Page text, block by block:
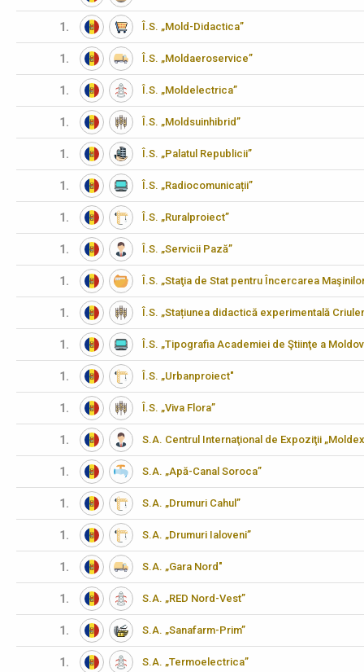
1. Î.S. „Mold-Didactica”
1. Î.S. „Moldaeroservice”
1. Î.S. „Moldelectrica”
1. Î.S. „Moldsuinhibrid”
1. Î.S. „Palatul Republicii”
1. Î.S. „Radiocomunicații”
1. Î.S. „Ruralproiect”
1. Î.S. „Servicii Pază”
1. Î.S. „Staţia de Stat pentru Încercarea
1. Î.S. „Stațiunea didactică experimentală
1. Î.S. „Tipografia Academiei de Ştiinţe a
1. Î.S. „Urbanproiect"
1. Î.S. „Viva Flora”
1. S.A. Centrul Internaţional de Expoziţii
1. S.A. „Apă-Canal Soroca”
1. S.A. „Drumuri Cahul”
1. S.A. „Drumuri Ialoveni”
1. S.A. „Gara Nord"
1. S.A. „RED Nord-Vest”
1. S.A. „Sanafarm-Prim”
1. S.A. „Termoelectrica”